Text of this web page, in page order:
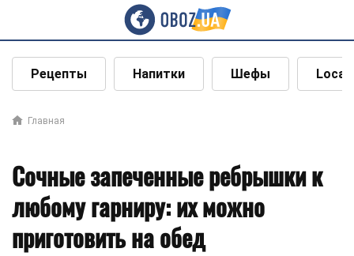
Рецепты Напитки Шефы Local
Главная
Сочные запеченные ребрышки к
любому гарниру: их можно
приготовить на обед